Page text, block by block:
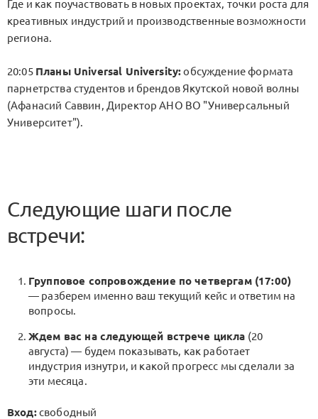
Где и как поучаствовать в новых проектах, точки роста для
креативных индустрий и производственные возможности
региона.
20:05 Планы Universal University:обсуждение формата
парнетрства студентов и брендов Якутской новой волны
(Афанасий Саввин, Директор АНО ВО "Универсальный
Университет").
Следующие шаги после
встречи:
Групповое сопровождение по четвергам (17:00)
— разберем именно ваш текущий кейс и ответим на
вопросы.
Ждем вас на следующей встрече цикла (20
августа) — будем показывать, как работает
индустрия изнутри, и какой прогресс мы сделали за
эти месяца.
Вход:свободный